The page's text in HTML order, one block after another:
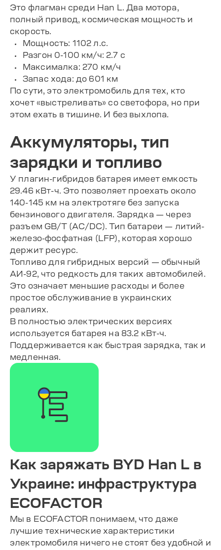
Это флагман среди Han L. Два мотора,
полный привод, космическая мощность и
скорость.
Мощность: 1102 л.с.
Разгон 0-100 км/ч: 2.7 с
Максималка: 270 км/ч
Запас хода: до 601 км
По сути, это электромобиль для тех, кто
хочет «выстреливать» со светофора, но при
этом ехать в тишине. И без выхлопа.
Аккумуляторы, тип
зарядки и топливо
У плагин-гибридов батарея имеет емкость
29.46 кВт-ч. Это позволяет проехать около
140-145 км на электротяге без запуска
бензинового двигателя. Зарядка — через
разъем GB/T (AC/DC). Тип батареи — литий-
железо-фосфатная (LFP), которая хорошо
держит ресурс.
Топливо для гибридных версий — обычный
АИ-92, что редкость для таких автомобилей.
Это означает меньшие расходы и более
простое обслуживание в украинских
реалиях.
В полностью электрических версиях
используется батарея на 83.2 кВт-ч.
Поддерживается как быстрая зарядка, так и
медленная.
Как заряжать BYD Han L в
Украине: инфраструктура
ECOFACTOR
Мы в ECOFACTOR понимаем, что даже
лучшие технические характеристики
электромобиля ничего не стоят без удобной и